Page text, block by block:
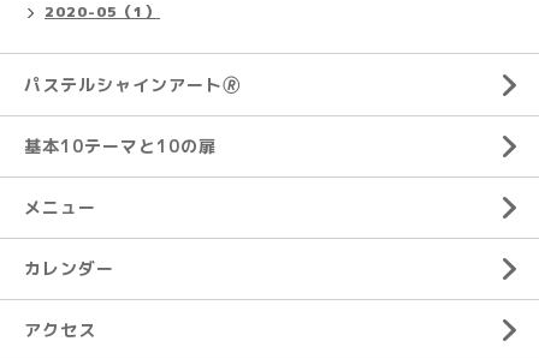
2020-05（1）
パステルシャインアート🄬
基本10テーマと10の扉
メニュー
カレンダー
アクセス